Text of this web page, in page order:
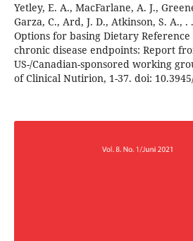
Yetley, E. A., MacFarlane, A. J.,
Garza, C., Ard, J. D., Atkinson, S. A., .
Options for basing Dietary Reference
chronic disease endpoints: Report
US-/Canadian-sponsored working
of Clinical Nutirion, 1-37. doi: